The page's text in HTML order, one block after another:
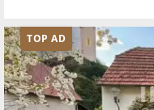
Liegenschaften auf
TOP AD